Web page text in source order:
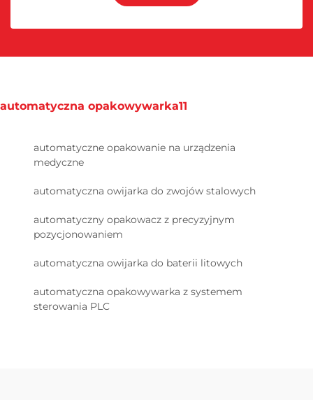
automatyczna opakowywarka11
automatyczne opakowanie na urządzenia
medyczne
automatyczna owijarka do zwojów stalowych
automatyczny opakowacz z precyzyjnym
pozycjonowaniem
automatyczna owijarka do baterii litowych
automatyczna opakowywarka z systemem
sterowania PLC